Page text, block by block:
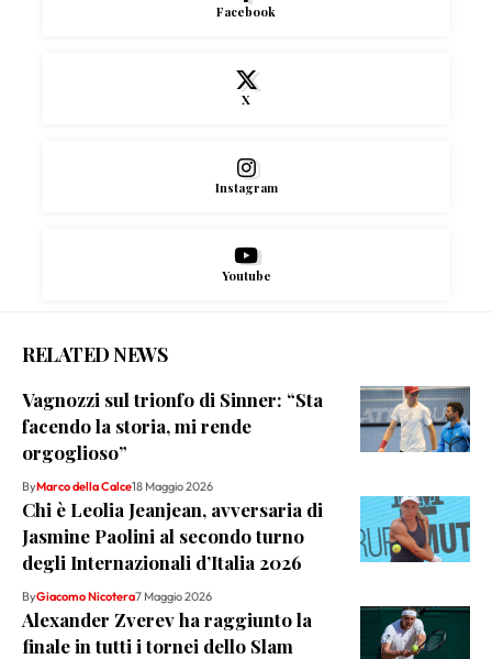
Facebook
X
Instagram
Youtube
RELATED NEWS
Vagnozzi sul trionfo di Sinner: “Sta
facendo la storia, mi rende
orgoglioso”
ByMarco della Calce18 Maggio 2026
Chi è Leolia Jeanjean, avversaria di
Jasmine Paolini al secondo turno
degli Internazionali d’Italia 2026
ByGiacomo Nicotera7 Maggio 2026
Alexander Zverev ha raggiunto la
finale in tutti i tornei dello Slam